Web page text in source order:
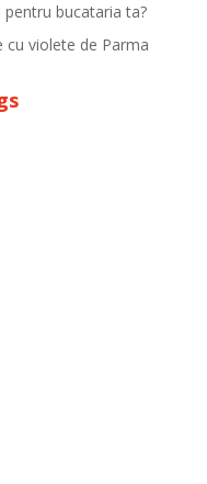
bucataria ta?
cu violete de Parma